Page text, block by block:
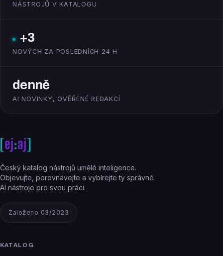
NÁSTROJŮ V KATALOGU
+3
NOVÝCH ZA POSLEDNÍCH 24 H
denně
AI NOVINKY, OVĚŘENÉ REDAKCÍ
Český katalog nástrojů umělé inteligence.
Objevujte, porovnávejte a vybírejte ty správné
AI nástroje pro svou práci.
Založeno 03/2023
KATALOG